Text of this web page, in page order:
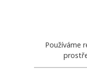
Používáme